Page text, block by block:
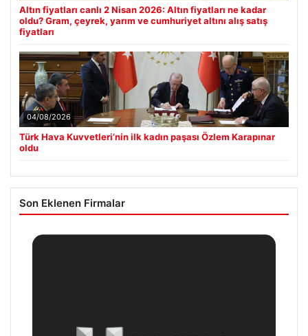
■Fenerbahçe’de İsmail Kartal ve Asensio Arasındaki Tartışma
Gündemi Sarstı
Güncel
05/08/2026
oldu? Gram, çeyrek, yarım ve cumhuriyet altını alış satış
fiyatları